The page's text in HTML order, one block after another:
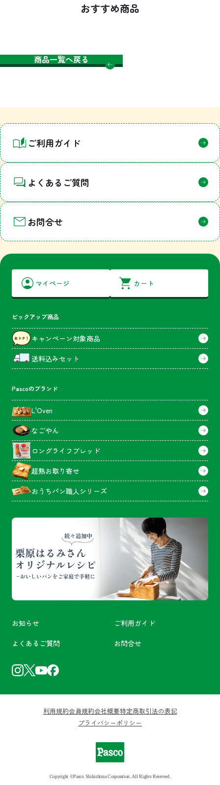
おすすめ商品
商品一覧へ戻る
ご利用ガイド
よくあるご質問
お問合せ
マイページ カート
ピックアップ商品
キャンペーン対象商品
送料込みセット
Pascoのブランド
L'Oven
なごやん
ロングライフブレッド
超熟お取り寄せ
おうちパン職人シリーズ
お知らせ ご利用ガイド
よくあるご質問 お問合せ
利用規約会員規約会社概要特定商取引法の表記
プライバシーポリシー
Copyright ©Pasco Shikishima Corporation. All Rights Reserved.